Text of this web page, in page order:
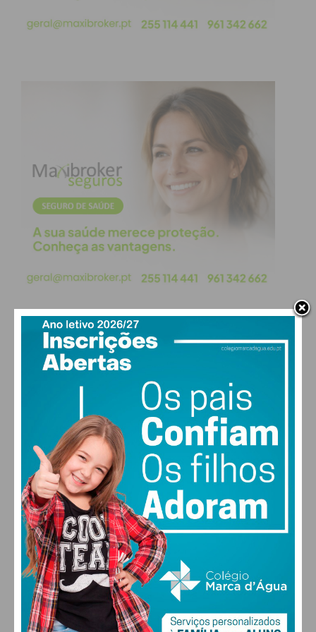
Assine nossa newsletter por e-mail e
obtenha de forma regular a informação
atualizada.
Eu li e concordo com ostermos e
condições
PAÇOS DE FERREIRA
°
64% humidade
vento: 1m/s SO
MAX 19 • MIN 19
30°
SEX
28
SÁB
28
DOM
29 °
SEG
ALTERAR